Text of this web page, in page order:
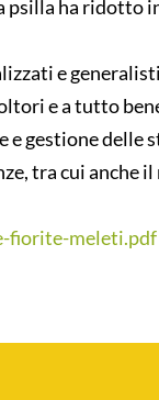
ha ridotto
e
e a tutto
gestione delle
tra cui anche
fiorite-meleti.pdf